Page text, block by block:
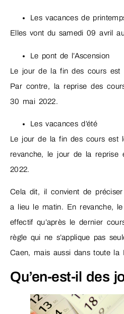
Les vacances de
Elles vont du samedi 09 avril
Le pont de l’Ascension
Le jour de la fin des cours est
Par contre, la reprise des
30 mai 2022.
Les vacances d’été
Le jour de la fin des cours est
revanche, le jour de la reprise
2022.
Cela dit, il convient de
a lieu le matin. En revanche,
effectif qu’après le dernier
règle qui ne s’applique pas
Caen, mais aussi dans toute la
Qu’en-est-il des